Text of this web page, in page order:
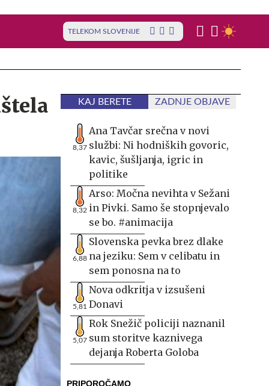
TELEKOM SLOVENIJE
KAJ BERETE ZADNJE OBJAVE
8,37
Ana Tavčar srečna v novi
službi: Ni hodniških govoric,
kavic, šušljanja, igric in
politike
8,32
Arso: Močna nevihta v Sežani
in Pivki. Samo še stopnjevalo
se bo. #animacija
6,88
Slovenska pevka brez dlake
na jeziku: Sem v celibatu in
sem ponosna na to
5,81
Nova odkritja v izsušeni
Donavi
5,07
Rok Snežič policiji naznanil
sum storitve kaznivega
dejanja Roberta Goloba